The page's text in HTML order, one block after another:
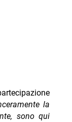
la
sono qui